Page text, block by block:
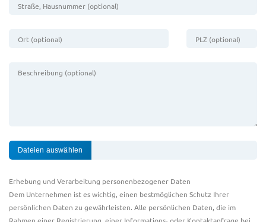
Straße, Hausnummer (optional)
Ort (optional) PLZ (optional)
Beschreibung (optional)
Erhebung und Verarbeitung personenbezogener Daten
Dem Unternehmen ist es wichtig, einen bestmöglichen Schutz Ihrer
persönlichen Daten zu gewährleisten. Alle persönlichen Daten, die im